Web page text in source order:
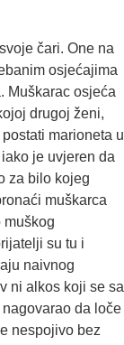
čari. One na
osjećajima
Muškarac osjeća
drugoj ženi,
marioneta u
je uvjeren da
za bilo kojeg
muškarca
muškog
su tu i
naivnog
ni alkos koji se sa
da loče
nespojivo bez